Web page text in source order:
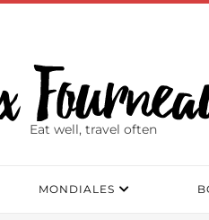
Eat well, travel often
MONDIALES